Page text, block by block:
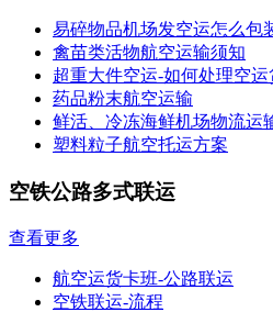
易碎物品机场发空运怎么包
禽苗类活物航空运输须知
超重大件空运-如何处理空
药品粉末航空运输
鲜活、冷冻海鲜机场物流运
塑料粒子航空托运方案
空铁公路多式联运
查看更多
航空运货卡班-公路联运
空铁联运-流程